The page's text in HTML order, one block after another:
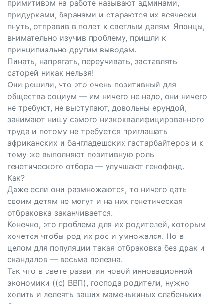
примитивом на работе называют админами,
придурками, баранами и стараются их всячески
пнуть, отправив в полет к светлым далям. Японцы,
внимательно изучив проблему, пришли к
принципиально другим выводам.
Пинать, напрягать, переучивать, заставлять
саторей никак нельзя!
Они решили, что это очень позитивный для
общества социум — им ничего не надо, они ничего
не требуют, не выступают, довольны ерундой,
занимают нишу самого низкоквалифицированного
труда и потому не требуется приглашать
африканских и бангладешских гастарбайтеров и к
тому же выполняют позитивную роль
генетического отбора — улучшают генофонд.
Как?
Даже если они размножаются, то ничего дать
своим детям не могут и на них генетическая
отбраковка заканчивается.
Конечно, это проблема для их родителей, которым
хочется чтобы род их рос и умножался. Но в
целом для популяции такая отбраковка без драк и
скандалов — весьма полезна.
Так что в свете развития новой инновационной
экономики ((с) ВВП), господа родители, нужно
холить и лелеять ваших маменькиных слабеньких